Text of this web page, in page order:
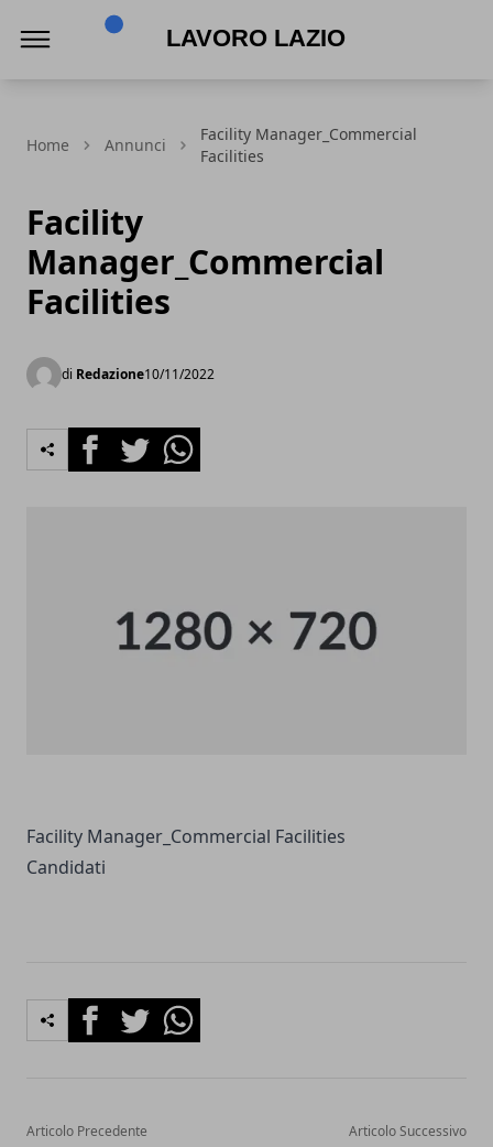
Home Annunci
Facility Manager_Commercial
Facilities
Facility
Manager_Commercial
Facilities
di Redazione10/11/2022
FacebookTwitterWhatsapp
Facility Manager_Commercial Facilities
Candidati
FacebookTwitterWhatsapp
Articolo Precedente Articolo Successivo